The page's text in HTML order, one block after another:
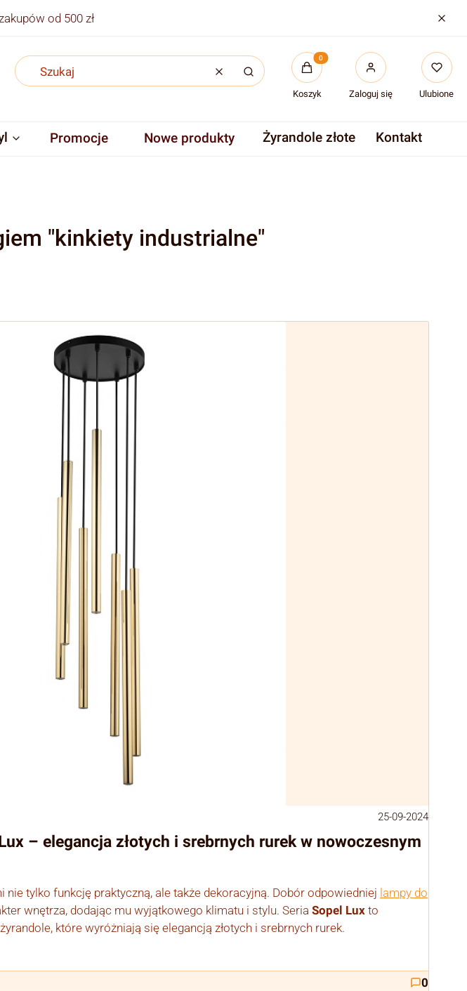
od 500 zł
WyczyśćSzukaj
Produkty w koszyku: 0.
Koszyk Zaloguj się Ulubione
Promocje Nowe produkty Żyrandole złote Kontakt
"kinkiety industrialne"
25-09-2024
– elegancja złotych i srebrnych rurek w nowoczesnym
nie tylko funkcję praktyczną, ale także dekoracyjną. Dobór odpowiedniej lampy do
wnętrza, dodając mu wyjątkowego klimatu i stylu. Seria Sopel Lux to
które wyróżniają się elegancją złotych i srebrnych rurek.
0